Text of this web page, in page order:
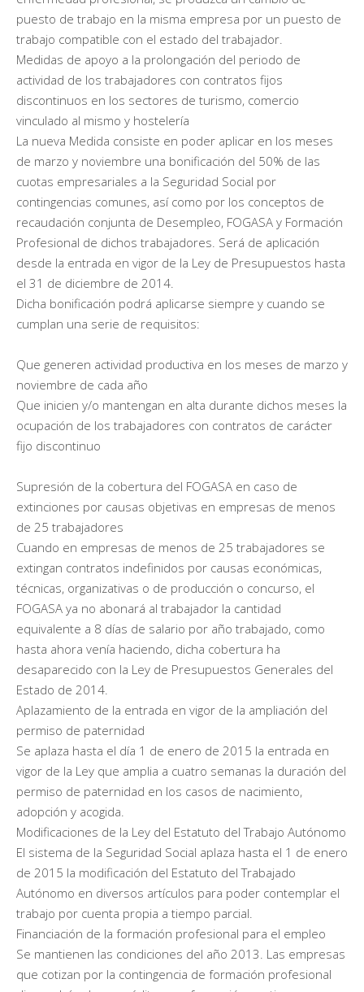
puesto de trabajo en la misma empresa por un puesto de
trabajo compatible con el estado del trabajador.
Medidas de apoyo a la prolongación del periodo de
actividad de los trabajadores con contratos fijos
discontinuos en los sectores de turismo, comercio
vinculado al mismo y hostelería
La nueva Medida consiste en poder aplicar en los meses
de marzo y noviembre una bonificación del 50% de las
cuotas empresariales a la Seguridad Social por
contingencias comunes, así como por los conceptos de
recaudación conjunta de Desempleo, FOGASA y Formación
Profesional de dichos trabajadores. Será de aplicación
desde la entrada en vigor de la Ley de Presupuestos hasta
el 31 de diciembre de 2014.
Dicha bonificación podrá aplicarse siempre y cuando se
cumplan una serie de requisitos:
Que generen actividad productiva en los meses de marzo y
noviembre de cada año
Que inicien y/o mantengan en alta durante dichos meses la
ocupación de los trabajadores con contratos de carácter
fijo discontinuo
Supresión de la cobertura del FOGASA en caso de
extinciones por causas objetivas en empresas de menos
de 25 trabajadores
Cuando en empresas de menos de 25 trabajadores se
extingan contratos indefinidos por causas económicas,
técnicas, organizativas o de producción o concurso, el
FOGASA ya no abonará al trabajador la cantidad
equivalente a 8 días de salario por año trabajado, como
hasta ahora venía haciendo, dicha cobertura ha
desaparecido con la Ley de Presupuestos Generales del
Estado de 2014.
Aplazamiento de la entrada en vigor de la ampliación del
permiso de paternidad
Se aplaza hasta el día 1 de enero de 2015 la entrada en
vigor de la Ley que amplia a cuatro semanas la duración del
permiso de paternidad en los casos de nacimiento,
adopción y acogida.
Modificaciones de la Ley del Estatuto del Trabajo Autónomo
El sistema de la Seguridad Social aplaza hasta el 1 de enero
de 2015 la modificación del Estatuto del Trabajado
Autónomo en diversos artículos para poder contemplar el
trabajo por cuenta propia a tiempo parcial.
Financiación de la formación profesional para el empleo
Se mantienen las condiciones del año 2013. Las empresas
que cotizan por la contingencia de formación profesional